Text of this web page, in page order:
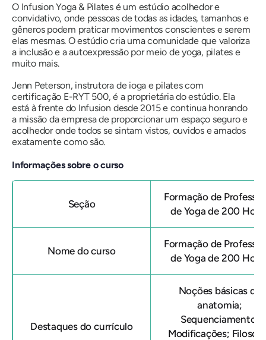
O Infusion Yoga & Pilates é um estúdio acolhedor e
convidativo, onde pessoas de todas as idades, tamanhos e
gêneros podem praticar movimentos conscientes e serem
elas mesmas. O estúdio cria uma comunidade que valoriza
a inclusão e a autoexpressão por meio de yoga, pilates e
muito mais.
Jenn Peterson, instrutora de ioga e pilates com
certificação E-RYT 500, é a proprietária do estúdio. Ela
está à frente do Infusion desde 2015 e continua honrando
a missão da empresa de proporcionar um espaço seguro e
acolhedor onde todos se sintam vistos, ouvidos e amados
exatamente como são.
Informações sobre o curso
Seção
Formação de
de Yoga de 200
Nome do curso
Formação de
de Yoga de 200
Destaques do currículo
Noções básicas de
anatomia;
Sequenciamento;
Modificações;